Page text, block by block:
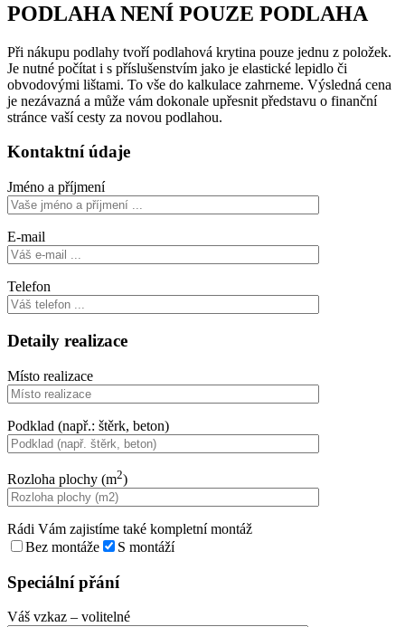
PODLAHA NENÍ POUZE PODLAHA
Při nákupu podlahy tvoří podlahová krytina pouze jednu z položek.
Je nutné počítat i s příslušenstvím jako je elastické lepidlo či
obvodovými lištami. To vše do kalkulace zahrneme. Výsledná cena
je nezávazná a může vám dokonale upřesnit představu o finanční
stránce vaší cesty za novou podlahou.
Kontaktní údaje
Jméno a příjmení
E-mail
Telefon
Detaily realizace
Místo realizace
Podklad (např.: štěrk, beton)
Rozloha plochy (m2)
Rádi Vám zajistíme také kompletní montáž
Bez montáže
S montáží
Speciální přání
Váš vzkaz – volitelné